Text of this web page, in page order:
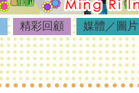
精彩回顧 媒體／圖片